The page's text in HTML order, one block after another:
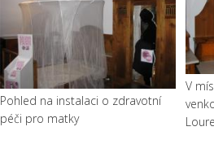
Pohled na instalaci o zdravotní
péči pro matky
V